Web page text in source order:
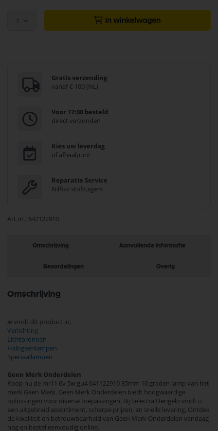
1 In winkelwagen
Gratis verzending
vanaf € 100 (NL)
Voor 17:00 besteld
direct verzonden
Kies uw leverdag
of afhaalpunt
Reparatie Service
Nilfisk stofzuigers
Art.nr. 642122910
Omschrijving Aanvullende informatie
Beoordelingen Overig
Omschrijving
Je vindt dit product in;
Verlichting
Lichtbronnen
Halogeenlampen
Speciaallampen
Geen Merk Onderdelen
Koop nu de mr11 6v 5w gu4 641122910 35mm 10 graden lamp van het
merk Geen Merk. Geen Merk Onderdelen biedt hoogwaardige
oplossingen voor diverse toepassingen. Bij Selectra Hengelo vindt u
een uitgebreid assortiment, scherpe prijzen, en snelle levering. Ontdek
de kwaliteit en betrouwbaarheid van Geen Merk Onderdelen vandaag
nog en bestel eenvoudig online.